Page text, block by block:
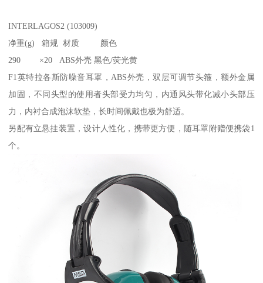
INTERLAGOS2 (103009)
净重(g) 箱规 材质 颜色
290 ×20 ABS外壳 黑色/荧光黄
F1英特拉各斯防噪音耳罩，ABS外壳，双层可调节头箍，额外金属
加固，不同头型的使用者头部受力均匀，内通风头带化减小头部压
力，内衬合成泡沫软垫，长时间佩戴也极为舒适。
另配有立悬挂装置，设计人性化，携带更方便，随耳罩附赠便携袋1
个。